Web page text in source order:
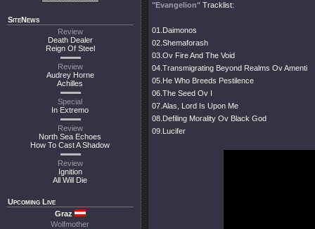
SiteNews
Review
Death Dealer
Reign Of Steel
Review
Audrey Horne
Achilles
Special
In Extremo
Review
North Sea Echoes
How To Cast A Shadow
Review
Ignition
All Will Die
Upcoming Live
Graz
Wolfmother
"Evangelion" Tracklist:
01.Daimonos
02.Shemaforash
03.Ov Fire And The Void
04.Transmigrating Beyond Realms Ov Amenti
05.He Who Breeds Pestilence
06.The Seed Ov I
07.Alas, Lord Is Upon Me
08.Defiling Morality Ov Black God
09.Lucifer